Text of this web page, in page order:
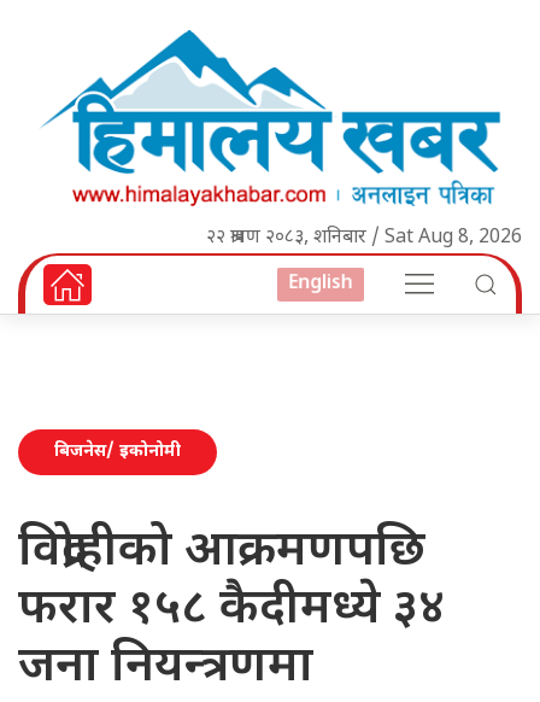
२२ श्रावण २०८३, शनिबार / Sat Aug 8, 2026
English
बिजनेस/ इकोनोमी
विद्रोहीको आक्रमणपछि
फरार १५८ कैदीमध्ये ३४
जना नियन्त्रणमा